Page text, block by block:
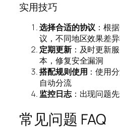
实用技巧
选择合适的协议 ：根
议，不同地区效果差
定期更新：及时更新
本，修复安全漏洞
搭配规则使用 ：使用
自动分流
监控日志：出现问题
常见问题 FAQ